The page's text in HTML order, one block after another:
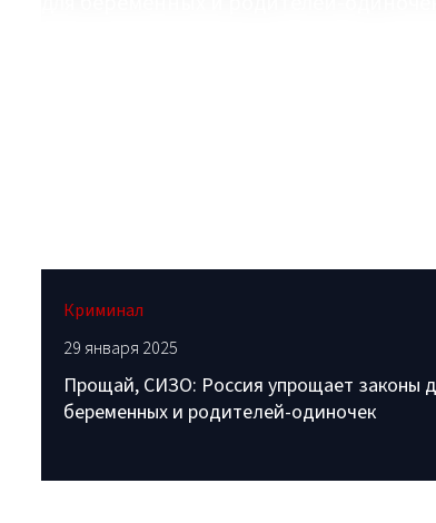
Криминал
29 января 2025
Прощай, СИЗО: Россия упрощает законы
беременных и родителей-одиночек